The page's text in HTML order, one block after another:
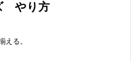
やり方
える。